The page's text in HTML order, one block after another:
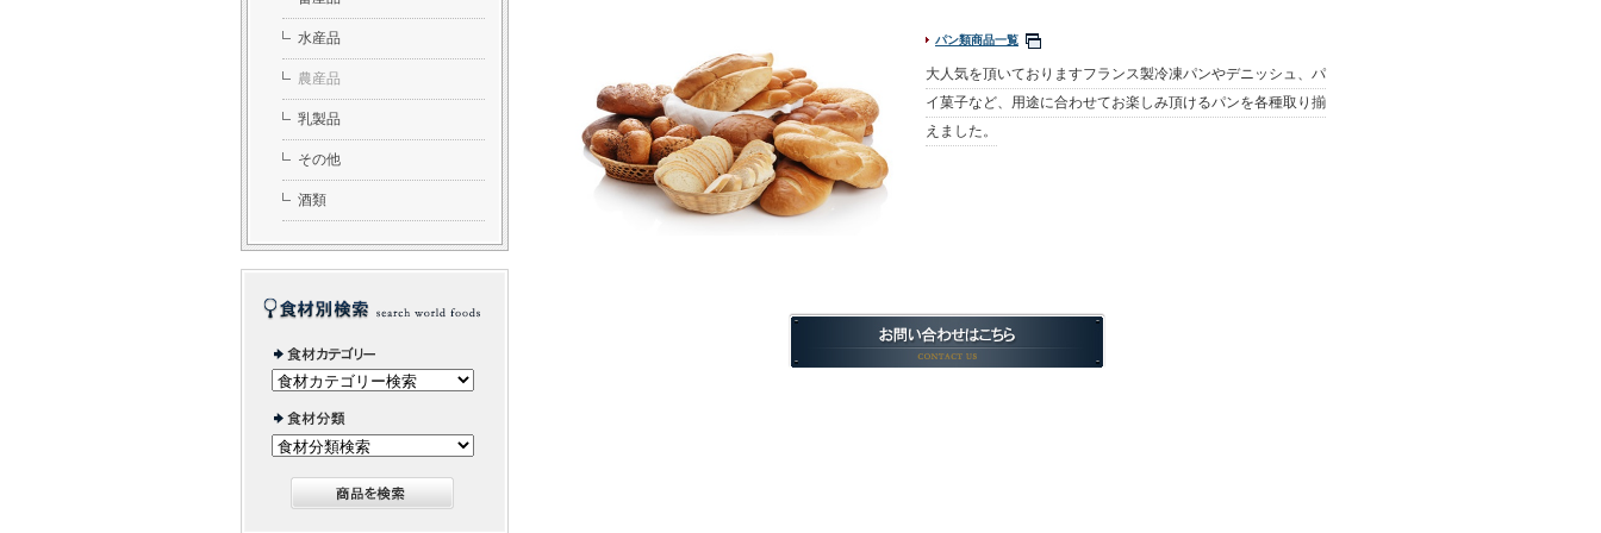
パン類商品一覧
大人気を頂いておりますフランス製冷凍パンやデニッシュ、パ
イ菓子など、用途に合わせてお楽しみ頂けるパンを各種取り揃
えました。
水産品
農産品
乳製品
その他
酒類